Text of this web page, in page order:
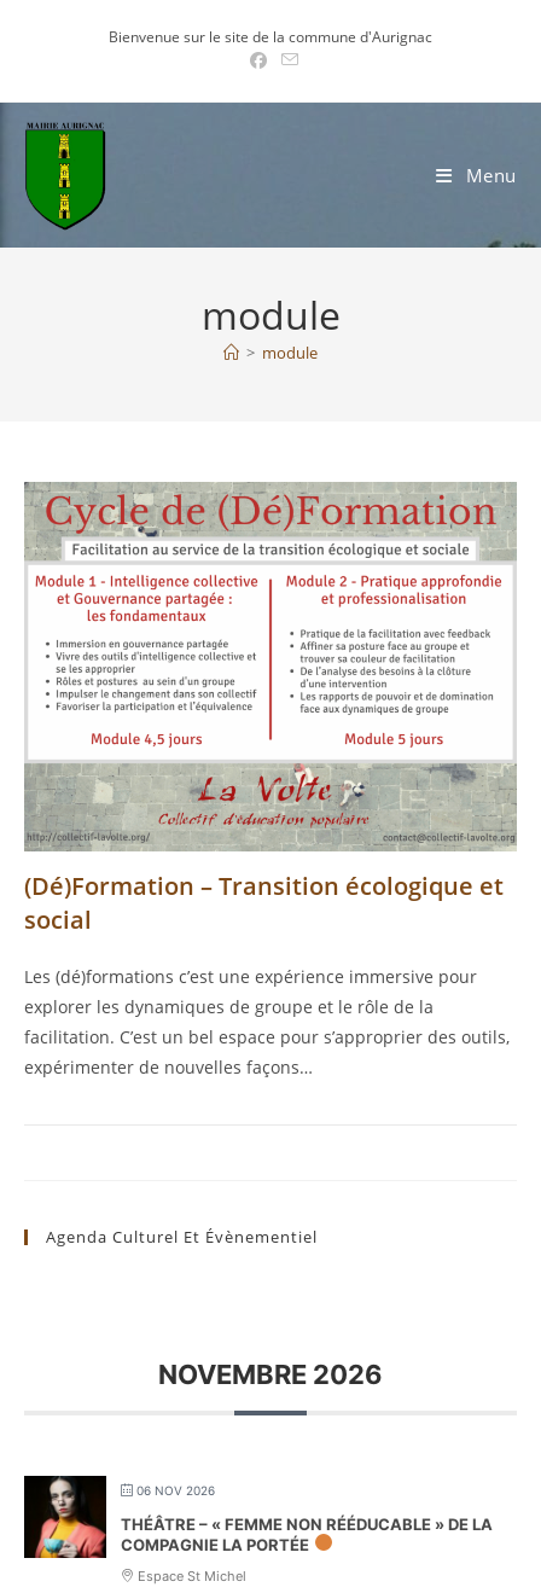
Bienvenue sur le site de la commune d'Aurignac
Menu
module
> module
(Dé)Formation – Transition écologique et
social
Les (dé)formations c’est une expérience immersive pour
explorer les dynamiques de groupe et le rôle de la
facilitation. C’est un bel espace pour s’approprier des outils,
expérimenter de nouvelles façons…
Agenda Culturel Et Évènementiel
NOVEMBRE 2026
06 NOV 2026
THÉÂTRE – « FEMME NON RÉÉDUCABLE » DE LA
COMPAGNIE LA PORTÉE
Espace St Michel